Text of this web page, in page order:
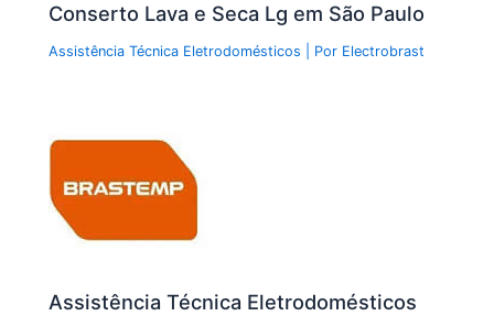
Conserto Lava e Seca Lg em São Paulo
Assistência Técnica Eletrodomésticos | Por Electrobrast
Assistência Técnica Eletrodomésticos